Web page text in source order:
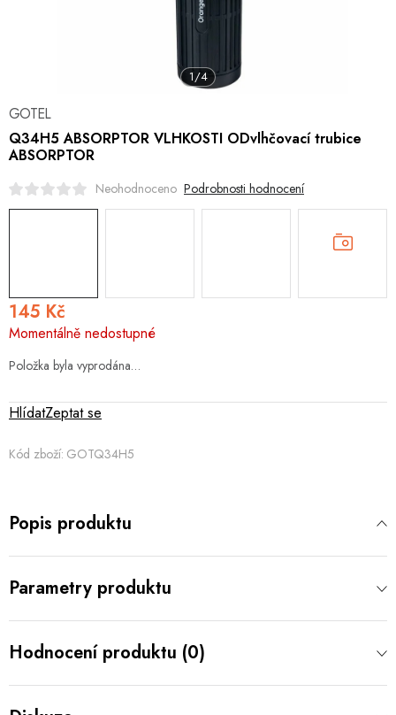
Dětské zboží a hračky
Akční ceny
Půjčovna Kontaktuje nás Obchodní podmínky Vrácení a reklamace
145 Kč
cena:
Položka byla vyprodána…
Momentálně nedostupné
Kód zboží: GOTQ34H5
Zeptat se
Hlídat
GOTEL
Q34H5 ABSORPTOR VLHKOSTI ODvlhčovací trubice
ABSORPTOR
Neohodnoceno Podrobnosti hodnocení
1/4
Popis produktu
Parametry produktu
Hodnocení produktu (0)